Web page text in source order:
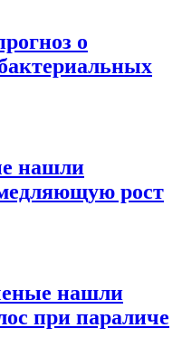
о
нашли
рост
нашли
при параличе